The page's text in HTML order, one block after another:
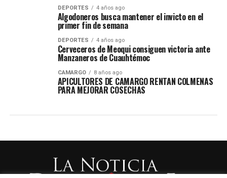
DEPORTES 4 años ago
Algodoneros busca mantener el invicto en el
primer fin de semana
DEPORTES 4 años ago
Cerveceros de Meoqui consiguen victoria ante
Manzaneros de Cuauhtémoc
CAMARGO 8 años ago
APICULTORES DE CAMARGO RENTAN COLMENAS
PARA MEJORAR COSECHAS